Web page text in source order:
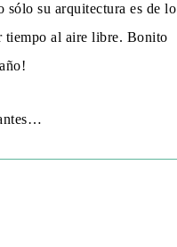
sólo su arquitectura es de lo
tiempo al aire libre. Bonito